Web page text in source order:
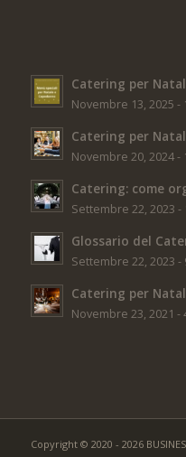
Catering per
Novembre 13, 2025 -
Catering per
Novembre 20, 2024 -
Catering: come
Settembre 22, 2023 -
Glossario del
Settembre 22, 2023 -
Catering per
Novembre 23, 2021 -
Copyright © 2020 - 2026